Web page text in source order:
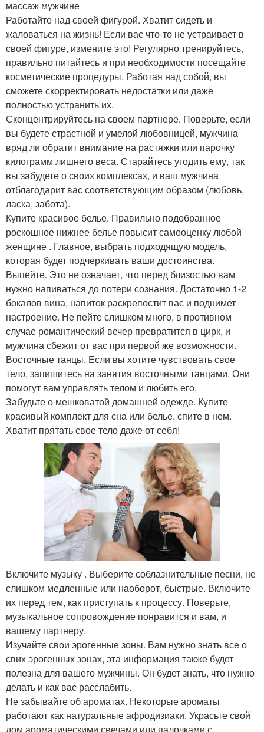
массаж мужчине
Работайте над своей фигурой. Хватит сидеть и
жаловаться на жизнь! Если вас что-то не устраивает в
своей фигуре, измените это! Регулярно тренируйтесь,
правильно питайтесь и при необходимости посещайте
косметические процедуры. Работая над собой, вы
сможете скорректировать недостатки или даже
полностью устранить их.
Сконцентрируйтесь на своем партнере. Поверьте, если
вы будете страстной и умелой любовницей, мужчина
вряд ли обратит внимание на растяжки или парочку
килограмм лишнего веса. Старайтесь угодить ему, так
вы забудете о своих комплексах, и ваш мужчина
отблагодарит вас соответствующим образом (любовь,
ласка, забота).
Купите красивое белье. Правильно подобранное
роскошное нижнее белье повысит самооценку любой
женщине . Главное, выбрать подходящую модель,
которая будет подчеркивать ваши достоинства.
Выпейте. Это не означает, что перед близостью вам
нужно напиваться до потери сознания. Достаточно 1-2
бокалов вина, напиток раскрепостит вас и поднимет
настроение. Не пейте слишком много, в противном
случае романтический вечер превратится в цирк, и
мужчина сбежит от вас при первой же возможности.
Восточные танцы. Если вы хотите чувствовать свое
тело, запишитесь на занятия восточными танцами. Они
помогут вам управлять телом и любить его.
Забудьте о мешковатой домашней одежде. Купите
красивый комплект для сна или белье, спите в нем.
Хватит прятать свое тело даже от себя!
Включите музыку . Выберите соблазнительные песни, не
слишком медленные или наоборот, быстрые. Включите
их перед тем, как приступать к процессу. Поверьте,
музыкальное сопровождение понравится и вам, и
вашему партнеру.
Изучайте свои эрогенные зоны. Вам нужно знать все о
свих эрогенных зонах, эта информация также будет
полезна для вашего мужчины. Он будет знать, что нужно
делать и как вас расслабить.
Не забывайте об ароматах. Некоторые ароматы
работают как натуральные афродизиаки. Украсьте свой